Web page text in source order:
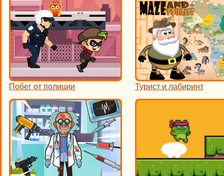
Побег от полиции Турист и лабиринт